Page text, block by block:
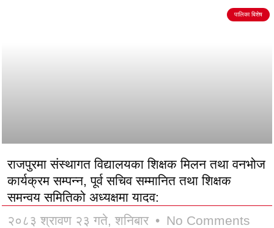
पालिका बिशेष
राजपुरमा संस्थागत विद्यालयका शिक्षक मिलन तथा वनभोज
कार्यक्रम सम्पन्न, पूर्व सचिव सम्मानित तथा शिक्षक
समन्वय समितिको अध्यक्षमा यादव:
२०८३ श्रावण २३ गते, शनिबार
No Comments